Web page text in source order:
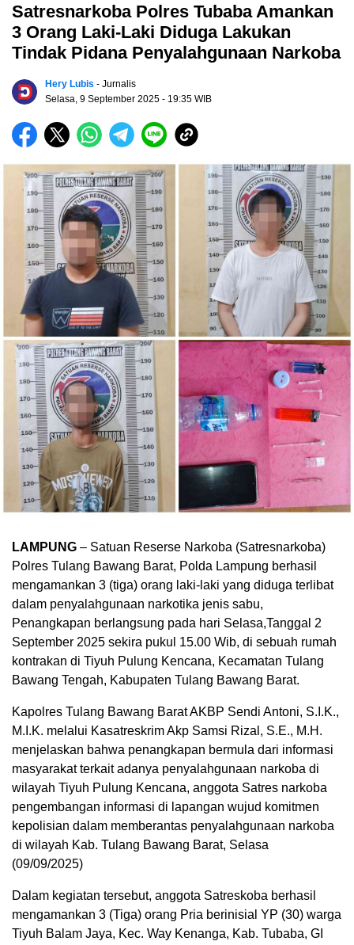
Satresnarkoba Polres Tubaba Amankan
3 Orang Laki-Laki Diduga Lakukan
Tindak Pidana Penyalahgunaan Narkoba
Hery Lubis - Jurnalis
Selasa, 9 September 2025 - 19:35 WIB
LAMPUNG – Satuan Reserse Narkoba (Satresnarkoba)
Polres Tulang Bawang Barat, Polda Lampung berhasil
mengamankan 3 (tiga) orang laki-laki yang diduga terlibat
dalam penyalahgunaan narkotika jenis sabu,
Penangkapan berlangsung pada hari Selasa,Tanggal 2
September 2025 sekira pukul 15.00 Wib, di sebuah rumah
kontrakan di Tiyuh Pulung Kencana, Kecamatan Tulang
Bawang Tengah, Kabupaten Tulang Bawang Barat.
Kapolres Tulang Bawang Barat AKBP Sendi Antoni, S.I.K.,
M.I.K. melalui Kasatreskrim Akp Samsi Rizal, S.E., M.H.
menjelaskan bahwa penangkapan bermula dari informasi
masyarakat terkait adanya penyalahgunaan narkoba di
wilayah Tiyuh Pulung Kencana, anggota Satres narkoba
pengembangan informasi di lapangan wujud komitmen
kepolisian dalam memberantas penyalahgunaan narkoba
di wilayah Kab. Tulang Bawang Barat, Selasa
(09/09/2025)
Dalam kegiatan tersebut, anggota Satreskoba berhasil
mengamankan 3 (Tiga) orang Pria berinisial YP (30) warga
Tiyuh Balam Jaya, Kec. Way Kenanga, Kab. Tubaba, GI